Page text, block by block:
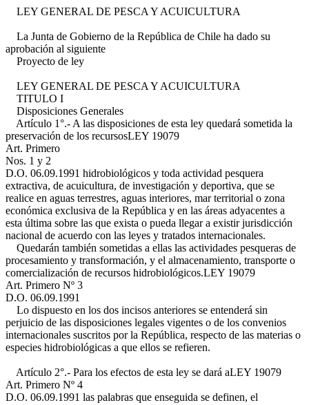
LEY GENERAL DE PESCA Y ACUICULTURA
La Junta de Gobierno de la República de Chile ha dado su
aprobación al siguiente
Proyecto de ley
LEY GENERAL DE PESCA Y ACUICULTURA
TITULO I
Disposiciones Generales
Artículo 1°.- A las disposiciones de esta ley quedará sometida la
preservación de los recursosLEY 19079
Art. Primero
Nos. 1 y 2
D.O. 06.09.1991 hidrobiológicos y toda actividad pesquera
extractiva, de acuicultura, de investigación y deportiva, que se
realice en aguas terrestres, aguas interiores, mar territorial o zona
económica exclusiva de la República y en las áreas adyacentes a
esta última sobre las que exista o pueda llegar a existir jurisdicción
nacional de acuerdo con las leyes y tratados internacionales.
Quedarán también sometidas a ellas las actividades pesqueras de
procesamiento y transformación, y el almacenamiento, transporte o
comercialización de recursos hidrobiológicos.LEY 19079
Art. Primero Nº 3
D.O. 06.09.1991
Lo dispuesto en los dos incisos anteriores se entenderá sin
perjuicio de las disposiciones legales vigentes o de los convenios
internacionales suscritos por la República, respecto de las materias o
especies hidrobiológicas a que ellos se refieren.
Artículo 2°.- Para los efectos de esta ley se dará aLEY 19079
Art. Primero Nº 4
D.O. 06.09.1991 las palabras que enseguida se definen, el